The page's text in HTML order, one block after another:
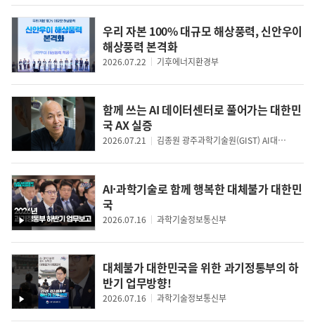
우리 자본 100% 대규모 해상풍력, 신안우이
해상풍력 본격화
2026.07.22 기후에너지환경부
함께 쓰는 AI 데이터센터로 풀어가는 대한민
국 AX 실증
2026.07.21 김종원 광주과학기술원(GIST) AI대학원 원장
영
상
AI·과학기술로 함께 행복한 대체불가 대한민
국
2026.07.16 과학기술정보통신부
영
상
대체불가 대한민국을 위한 과기정통부의 하
반기 업무방향!
2026.07.16 과학기술정보통신부